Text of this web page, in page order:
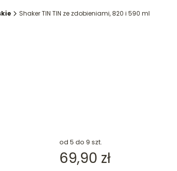
Shaker TIN TIN ze zdobieniami, 820 i 590 ml
od 5 do 9 szt.
Cena
69,90 zł